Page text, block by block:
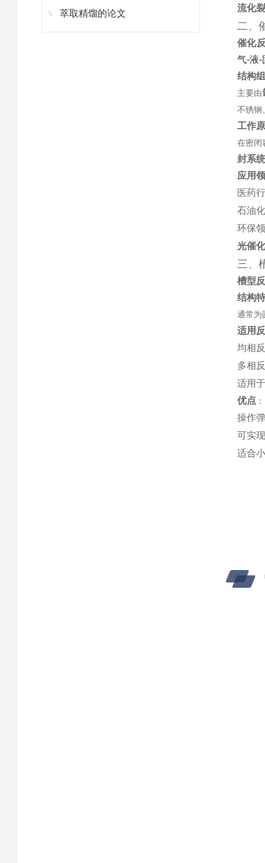
萃取精馏的论文
流化
二、
催化
气-液-
结构
主要由‌
不锈钢
工作
在密闭
封系
应用
医药
石油
环保
光催
三、
槽型
结构
通常为
适用
均相
多相
适用
优点 ‌：
操作
可实
适合